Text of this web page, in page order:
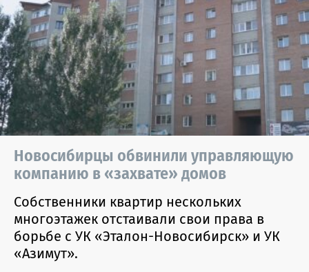
Новосибирцы обвинили управляющую
компанию в «захвате» домов
Собственники квартир нескольких
многоэтажек отстаивали свои права в
борьбе с УК «Эталон-Новосибирск» и УК
«Азимут».